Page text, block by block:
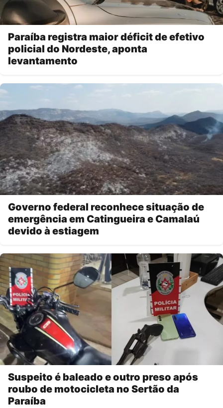
Paraíba registra maior déficit de efetivo
policial do Nordeste, aponta
levantamento
Governo federal reconhece situação de
emergência em Catingueira e Camalaú
devido à estiagem
Suspeito é baleado e outro preso após
roubo de motocicleta no Sertão da
Paraíba